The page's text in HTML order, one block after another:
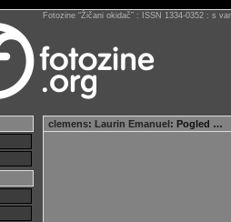
Fotozine “Žičani okidač” : ISSN 1334-0352 : s
clemens: Laurin Emanuel: Pogled …